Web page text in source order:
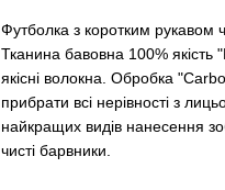
Футболка з коротким рукавом
Тканина бавовна 100%
якісні волокна. Обробка
прибрати всі нерівності з
найкращих видів нанесення
чисті барвники.